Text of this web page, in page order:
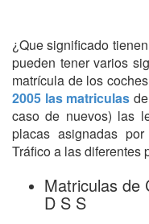
¿Que significado
pueden tener varios
matrícula de los
2005 las matriculas
caso de nuevos) las
placas asignadas
Tráfico a las diferentes
Matriculas de
D S S